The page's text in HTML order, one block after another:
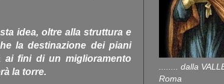
idea, oltre alla struttura e
la destinazione dei piani
ai fini di un miglioramento
la torre.
........ dalla
Roma